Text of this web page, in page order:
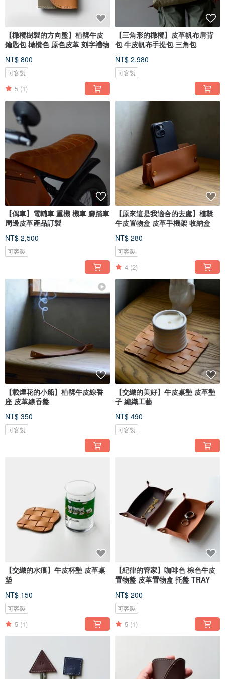
【橄欖樹製的方向盤】植鞣牛皮
鑰匙包 橄欖色 原色皮革 刻字禮物
NT$ 800
可客製
5 (1)
【三角形的橄欖】皮革帆布肩背
包 牛皮帆布手提包 三角包
NT$ 2,980
可客製
【偶車】電輔車 重機 機車 腳踏車
周邊皮革產品訂製
NT$ 2,500
可客製
【原來這是我適合的去處】植鞣
牛皮置物盒 皮革手機架 收納盒
NT$ 280
可客製
4 (2)
【載煙花的小船】植鞣牛皮線香
座 皮革線香盤
NT$ 350
可客製
【交織的美好】牛皮桌墊 皮革墊
子 編織工藝
NT$ 490
可客製
【交織的水痕】牛皮杯墊 皮革桌
墊
NT$ 150
可客製
5 (1)
【紀律的管家】咖啡色 棕色牛皮
置物盤 皮革置物盒 托盤 TRAY
NT$ 200
可客製
5 (1)